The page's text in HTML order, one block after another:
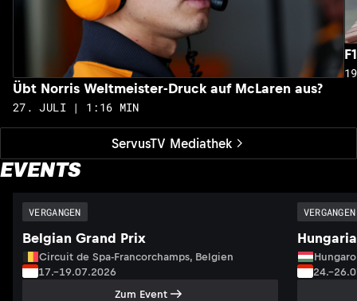
ServusTV Mediathek
Übt Norris Weltmeister-Druck auf McLaren aus?
27. JULI | 1:16 MIN
EVENTS
VERGANGEN
Belgian Grand Prix
Circuit de Spa-Francorchamps, Belgien
17.–19.07.2026
Zum Event
VERGANGEN